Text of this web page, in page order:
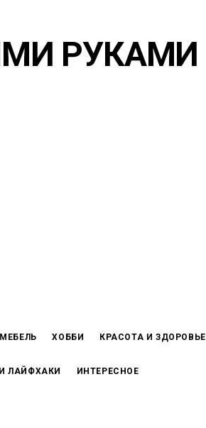
МЕБЕЛЬ ХОББИ КРАСОТА И ЗДОРОВЬЕ
ЛАЙФХАКИ ИНТЕРЕСНОЕ